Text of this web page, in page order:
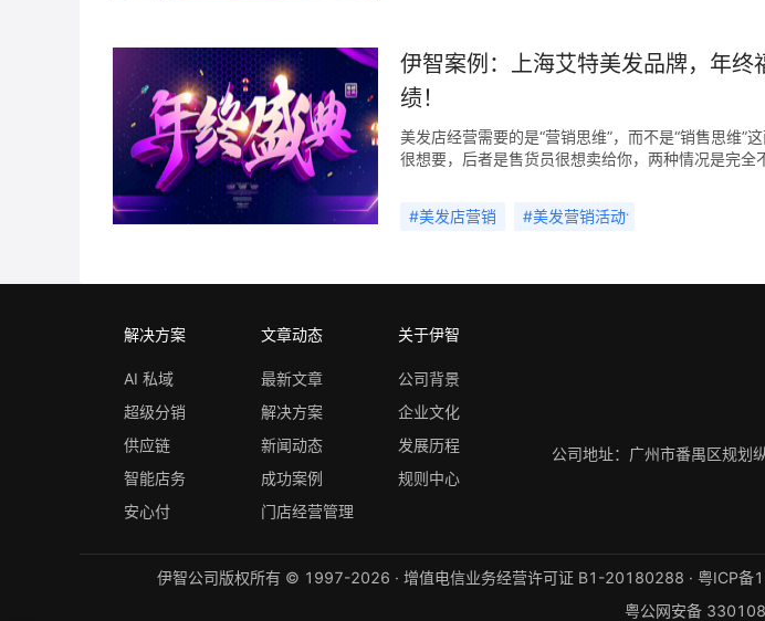
是有理发或者烫染的需求，而且门店也有足够的实力
是因为经济实力不够。他们为什么不买？上面提到
本。这里简单讲两个方面，成本可以分为两部分，第
活，而且发型发色关乎个人的形象，这对于很多人来
伊智案例：上海艾特美发品牌，年
绩！
美发店经营需要的是“营销思维”，而不是“销售思维”
很想要，后者是售货员很想卖给你，两种情况是完全
上海地区品牌总曝光5752次，活动订单数549笔，
创造浓溢服务氛围，是发廊活动的终极目的，而切勿
什么又叫营销？如果我问你：“什么叫做销售？”，
案，因为每一个人对销售的理解都不一样，不管是哪
解，就像一件事物是立体的，我们绝大多
#美发店营销 #美发营销活动
解决方案
AI 私域
超级分销
供应链
智能店务
安心付
文章动态
最新文章
解决方案
新闻动态
成功案例
门店经营管理
关于伊智
公司背景
企业文化
发展历程
规则中心
公司地址：广州市番禺区规划
伊智公司版权所有 © 1997-2026 · 增值电信业务经营许可证 B1-20180288 · 粤ICP备
粤公网安备